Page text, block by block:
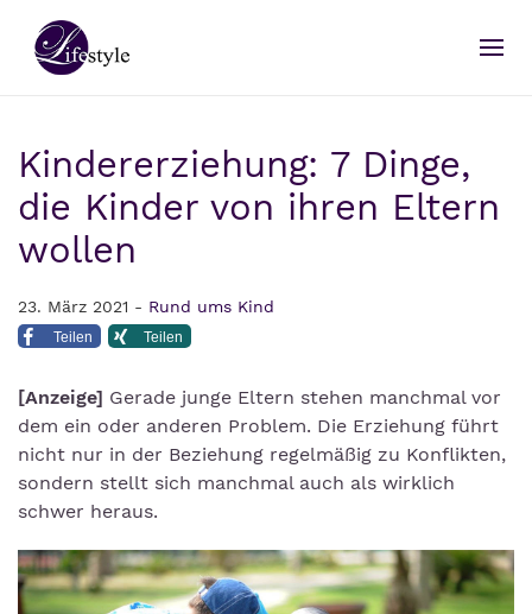
Kindererziehung: 7 Dinge,
die Kinder von ihren Eltern
wollen
23. März 2021 - Rund ums Kind
Teilen Teilen
[Anzeige] Gerade junge Eltern stehen manchmal vor
dem ein oder anderen Problem. Die Erziehung führt
nicht nur in der Beziehung regelmäßig zu Konflikten,
sondern stellt sich manchmal auch als wirklich
schwer heraus.